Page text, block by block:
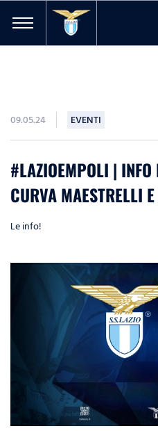
09.05.24 EVENTI
#LAZIOEMPOLI |
CURVA MAESTRELLI
Le info!